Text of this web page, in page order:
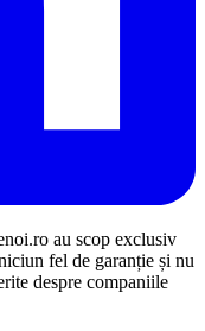
au scop exclusiv
fel de garanție și nu
despre companiile